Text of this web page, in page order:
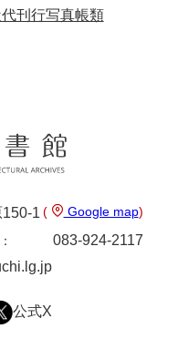
刊行写真帳類
1 ( Google map)
083-924-2117
公式X